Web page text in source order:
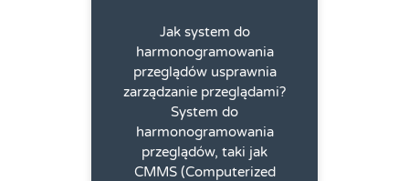
Jak system do
harmonogramowania
przeglądów usprawnia
zarządzanie przeglądami?
System do
harmonogramowania
przeglądów, taki jak
CMMS (Computerized